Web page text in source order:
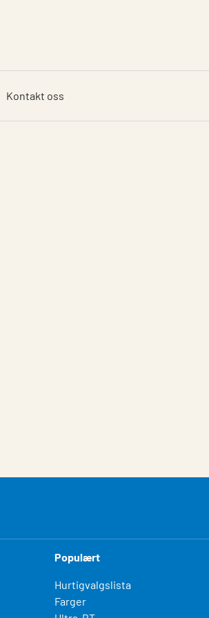
Kontakt oss
Populært
Hurtigvalgslista
Farger